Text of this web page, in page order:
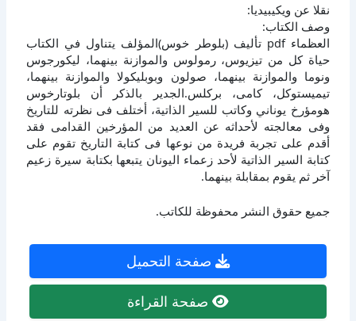
نقلا عن ويكيبيديا:
وصف الكتاب:
العظماء pdf تأليف (بلوطر خوس)المؤلف يتناول في الكتاب
حياة كل من تيزيوس، رمولوس والموازنة بينهما، ليكورجوس
ونوما والموازنة بينهما، صولون وبوبليكولا والموازنة بينهما،
تيميستوكل، كامى، بركلس.الجدير بالذكر أن بلوتارخوس
هومؤرخ يوناني وكاتب للسير الذاتية، أختلف فى نظرته للتاريخ
وفى معالجته لأحداثه عن العديد من المؤرخين القدامى فقد
أقدم على تجربة فريدة من نوعها فى كتابة التاريخ تقوم على
كتابة السير الذاتية لأحد زعماء اليونان يتبعها بكتابة سيرة زعيم
آخر ثم يقوم بمقابلة بينهما.
جميع حقوق النشر محفوظة للكاتب.
صفحة التحميل
صفحة القراءة